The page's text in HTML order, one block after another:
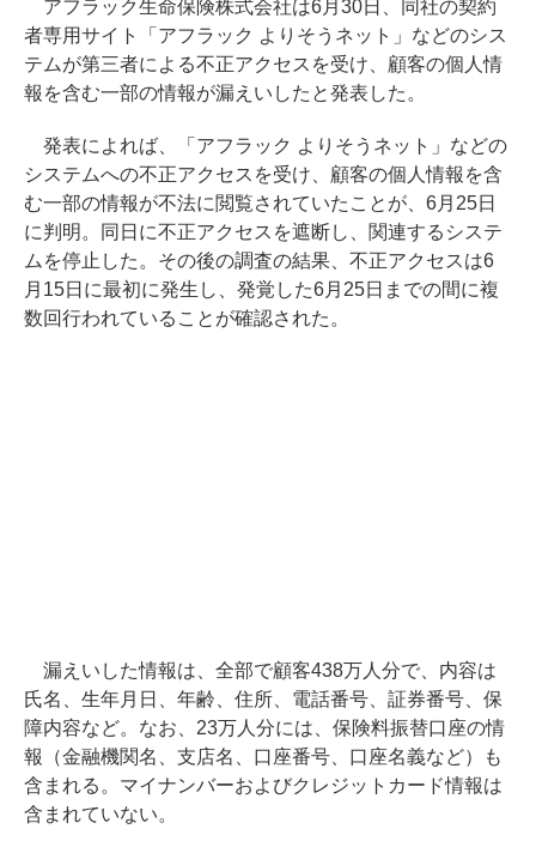
アフラック生命保険株式会社は6月30日、同社の契約
者専用サイト「アフラック よりそうネット」などのシス
テムが第三者による不正アクセスを受け、顧客の個人情
報を含む一部の情報が漏えいしたと発表した。
発表によれば、「アフラック よりそうネット」などの
システムへの不正アクセスを受け、顧客の個人情報を含
む一部の情報が不法に閲覧されていたことが、6月25日
に判明。同日に不正アクセスを遮断し、関連するシステ
ムを停止した。その後の調査の結果、不正アクセスは6
月15日に最初に発生し、発覚した6月25日までの間に複
数回行われていることが確認された。
漏えいした情報は、全部で顧客438万人分で、内容は
氏名、生年月日、年齢、住所、電話番号、証券番号、保
障内容など。なお、23万人分には、保険料振替口座の情
報（金融機関名、支店名、口座番号、口座名義など）も
含まれる。マイナンバーおよびクレジットカード情報は
含まれていない。